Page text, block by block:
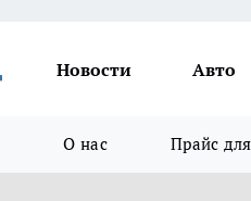
Новости Авто
О нас Прайс